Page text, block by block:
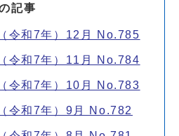
記事
令和7年）12月 No.785
令和7年）11月 No.784
令和7年）10月 No.783
令和7年）9月 No.782